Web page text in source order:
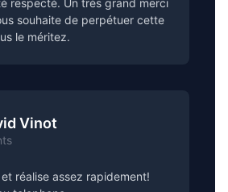
respecté. Un très grand merci
souhaite de perpétuer cette
le méritez.
Vinot
réalise assez rapidement!